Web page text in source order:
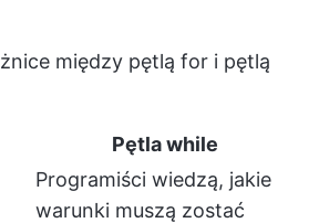
między pętlą for i pętlą
Pętla while
Programiści wiedzą, jakie
warunki muszą zostać